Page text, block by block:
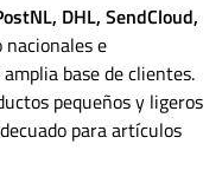
DHL, SendCloud,
nacionales e
base de clientes.
pequeños y ligeros
para artículos